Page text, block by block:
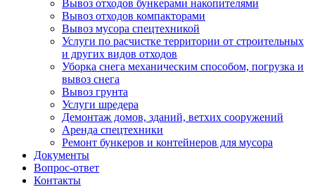
Вывоз отходов бункерами накопителями
Вывоз отходов компакторами
Вывоз мусора спецтехникой
Услуги по расчистке территории от строительных
и других видов отходов
Уборка снега механическим способом, погрузка и
вывоз снега
Вывоз грунта
Услуги шредера
Демонтаж домов, зданий, ветхих сооружений
Аренда спецтехники
Ремонт бункеров и контейнеров для мусора
Документы
Вопрос-ответ
Контакты